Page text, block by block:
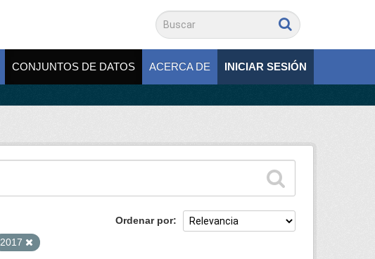
CONJUNTOS DE DATOS ACERCA DE INICIAR SESIÓN
Ordenar por
2017